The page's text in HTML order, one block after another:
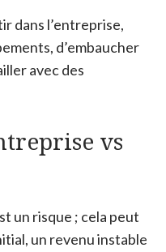
dans l’entreprise,
d’embaucher
avec des
vs
un risque ; cela peut
un revenu instable